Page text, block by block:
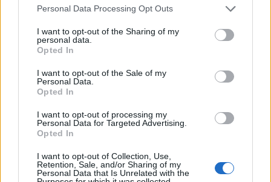
Please note that this website/app uses one or more Google
not limited to your visit or usage behaviour. You may click to
grant or deny consent to Google and its third-party tags to
use your data for below specified purposes in below Google
consent section.
Personal Data Processing Opt Outs
I want to opt-out of the Sharing of my
personal data.
Opted In
I want to opt-out of the Sale of my
Personal Data.
Opted In
I want to opt-out of processing my
Personal Data for Targeted Advertising.
Opted In
I want to opt-out of Collection, Use,
Retention, Sale, and/or Sharing of my
Personal Data that Is Unrelated with the
MAGYAR ÉPÍTŐK